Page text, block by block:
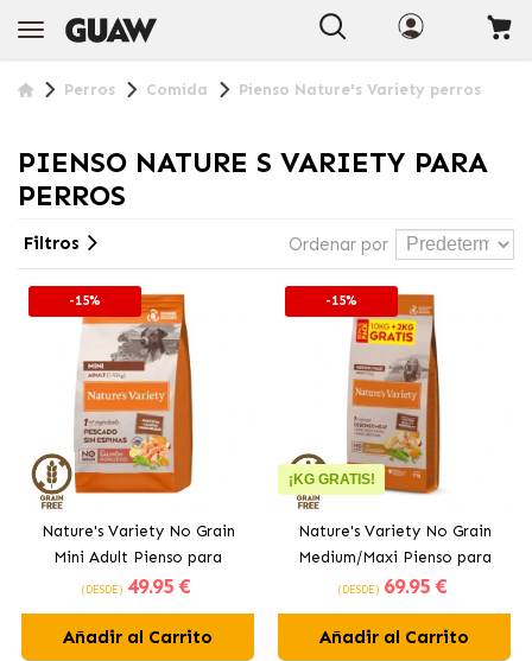
Perros Comida Pienso Nature's Variety perros
PIENSO NATURE S VARIETY PARA
PERROS
Ordenar por
Filtros
-15%
Nature's Variety No Grain
Mini Adult Pienso para
Perros Pequeños con Salmón
(DESDE) 49.95 €
Añadir al Carrito
-15%
¡KG GRATIS!
Nature's Variety No Grain
Medium/Maxi Pienso para
Perros con Pollo
(DESDE) 69.95 €
Añadir al Carrito